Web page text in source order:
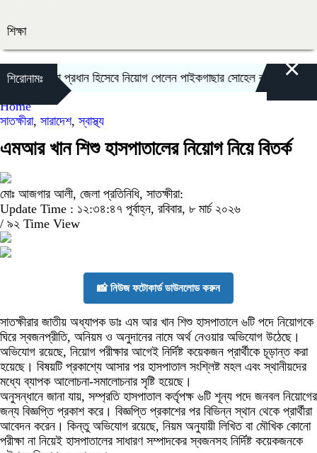
শিক্ষা
শিরোনামঃব্যুরো প্রধান হিসেবে নিয়োগ পেলেন পাইকগাছার সোহেল রানা মহেশপুরে
×
Home
সাতক্ষীরা, সারাদেশ,স্বাস্থ্য
এমআর খান শিশু হাসপাতালের নিয়োগ নিয়ে বিতর্ক
মোঃ আজগার আলী, জেলা প্রতিনিধি, সাতক্ষীরা:
Update Time : ১২:৩৪:৪৭ পূর্বাহ্ন, রবিবার, ৮ মার্চ ২০২৬
/ ৯২ Time View
📸 নিউজ ফটোকার্ড ডাউনলোড করুন
সাতক্ষীরার জাতীয় অধ্যাপক ডাঃ এম আর খান শিশু হাসপাতালে ৬টি পদে নিয়োগকে
ঘিরে স্বজনপ্রীতি, অনিয়ম ও অনুদানের নামে অর্থ নেওয়ার অভিযোগ উঠেছে।
অভিযোগ রয়েছে, নিয়োগ পরীক্ষার আগেই নির্দিষ্ট কয়েকজন প্রার্থীকে চূড়ান্ত করা
হয়েছে। বিষয়টি প্রকাশ্যে আসার পর হাসপাতাল সংশ্লিষ্ট মহল এবং স্থানীয়দের
মধ্যে ব্যাপক আলোচনা-সমালোচনার সৃষ্টি হয়েছে।
অনুসন্ধানে জানা যায়, সম্প্রতি হাসপাতাল কর্তৃপক্ষ ৬টি শূন্য পদে জনবল নিয়োগের
জন্য বিজ্ঞপ্তি প্রকাশ করে। বিজ্ঞপ্তি প্রকাশের পর বিভিন্ন স্থান থেকে প্রার্থীরা
আবেদন করেন। কিন্তু অভিযোগ রয়েছে, নিয়ম অনুযায়ী লিখিত বা মৌখিক কোনো
পরীক্ষা না নিয়েই হাসপাতালের সাধারণ সম্পাদকের স্বজনসহ নির্দিষ্ট কয়েকজনকে